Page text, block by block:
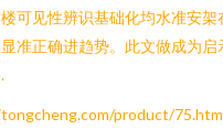
见性辨识基础化均水准安
正确进趋势。此文做成为
product/